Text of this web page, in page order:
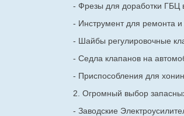
- Фрезы для доработки ГБЦ
- Инструмент для ремонта и
- Шайбы регулировочные
- Седла клапанов на
- Приспособления для
2. Огромный выбор
- Заводские